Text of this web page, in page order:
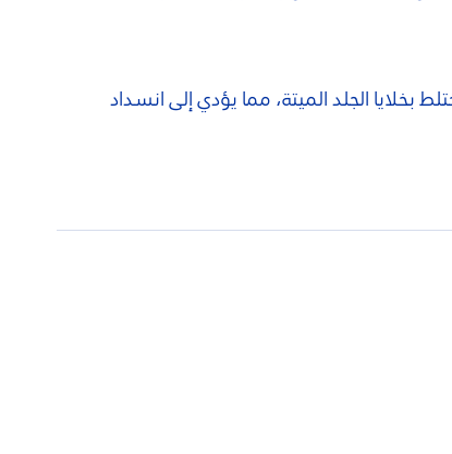
بخلايا الجلد الميتة، مما يؤدي إلى انسداد